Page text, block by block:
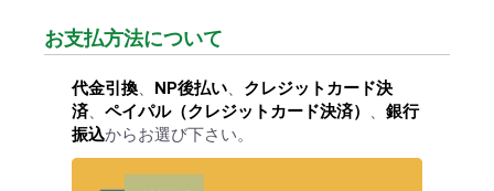
お支払方法について
代金引換 NP後払い
クレジットカード決
済、 ペイパル（クレジットカード決済）
銀行
振込からお選び下さい。